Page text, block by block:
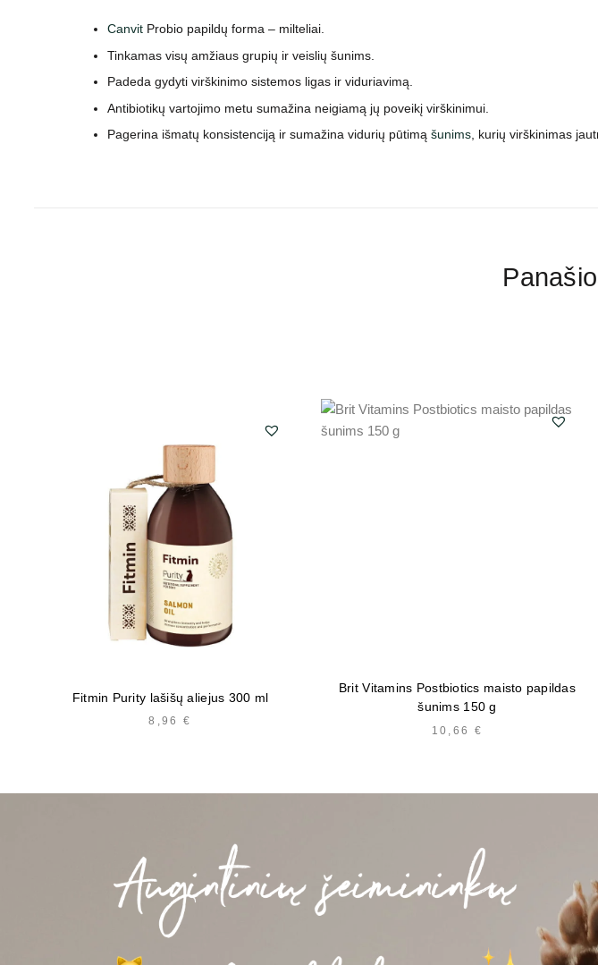
Canvit Probio papildų forma – milteliai.
Tinkamas visų amžiaus grupių ir veislių šunims.
Padeda gydyti virškinimo sistemos ligas ir viduriavimą.
Antibiotikų vartojimo metu sumažina neigiamą jų poveikį virškinimui.
Pagerina išmatų konsistenciją ir sumažina vidurių pūtimą šunims, kurių virškinimas
Fitmin Purity lašišų aliejus 300 ml
8,96€
Brit Vitamins Postbiotics maisto papildas
šunims 150 g
10,66 €